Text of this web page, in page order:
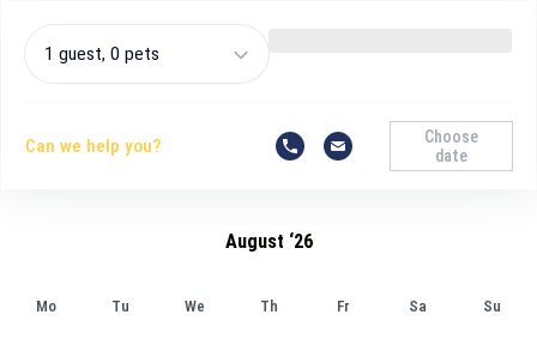
1 guest, 0 pets
Can we help you?
Choose
date
August ‘26
Mo Tu We Th Fr Sa Su